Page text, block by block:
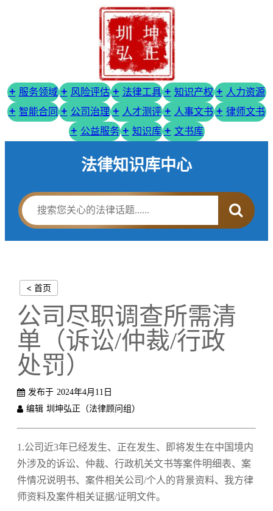
服务领域 风险评估 法律工具 知识产权
人力资源
智能合同
公司治理 人才测评 人事文书
律师文书
公益服务
知识库 文书库
法律知识库中心
< 首页
公司尽职调查所需清
单（诉讼/仲裁/行政
处罚）
发布于 2024年4月11日
编辑 圳坤弘正（法律顾问组）
1.公司近3年已经发生、正在发生、即将发生在中国境内
外涉及的诉讼、仲裁、行政机关文书等案件明细表、案
件情况说明书、案件相关公司/个人的背景资料、我方律
师资料及案件相关证据/证明文件。